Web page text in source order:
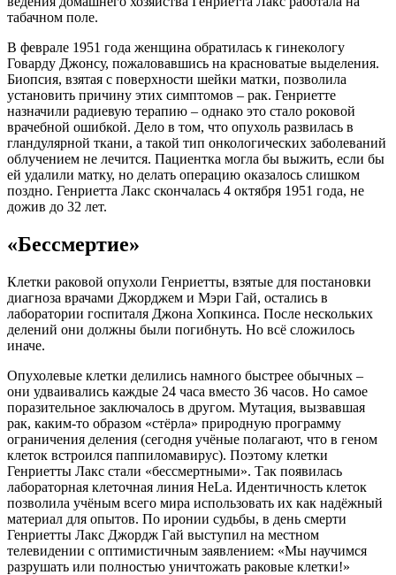
табачном поле.
В феврале 1951 года женщина обратилась к гинекологу
Говарду Джонсу, пожаловавшись на красноватые выделения.
Биопсия, взятая с поверхности шейки матки, позволила
установить причину этих симптомов – рак. Генриетте
назначили радиевую терапию – однако это стало роковой
врачебной ошибкой. Дело в том, что опухоль развилась в
гландулярной ткани, а такой тип онкологических заболеваний
облучением не лечится. Пациентка могла бы выжить, если бы
ей удалили матку, но делать операцию оказалось слишком
поздно. Генриетта Лакс скончалась 4 октября 1951 года, не
дожив до 32 лет.
«Бессмертие»
Клетки раковой опухоли Генриетты, взятые для постановки
диагноза врачами Джорджем и Мэри Гай, остались в
лаборатории госпиталя Джона Хопкинса. После нескольких
делений они должны были погибнуть. Но всё сложилось
иначе.
Опухолевые клетки делились намного быстрее обычных –
они удваивались каждые 24 часа вместо 36 часов. Но самое
поразительное заключалось в другом. Мутация, вызвавшая
рак, каким-то образом «стёрла» природную программу
ограничения деления (сегодня учёные полагают, что в геном
клеток встроился паппиломавирус). Поэтому клетки
Генриетты Лакс стали «бессмертными». Так появилась
лабораторная клеточная линия HeLa. Идентичность клеток
позволила учёным всего мира использовать их как надёжный
материал для опытов. По иронии судьбы, в день смерти
Генриетты Лакс Джордж Гай выступил на местном
телевидении с оптимистичным заявлением: «Мы научимся
разрушать или полностью уничтожать раковые клетки!»